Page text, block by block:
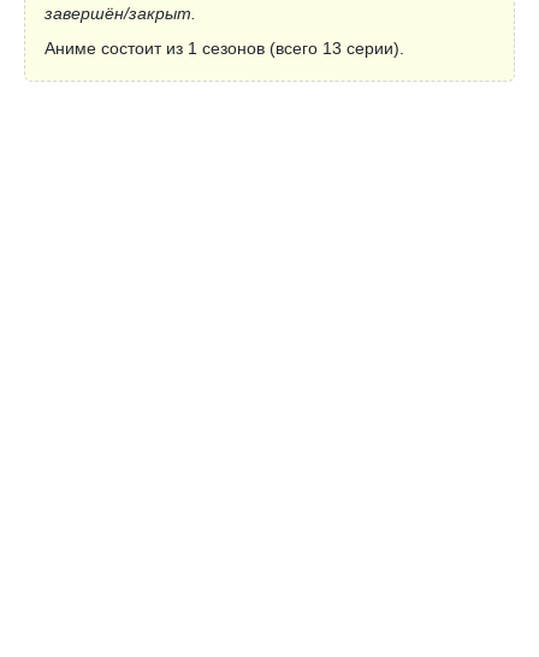
завершён/закрыт.
Аниме состоит из 1 сезонов (всего 13 серии).